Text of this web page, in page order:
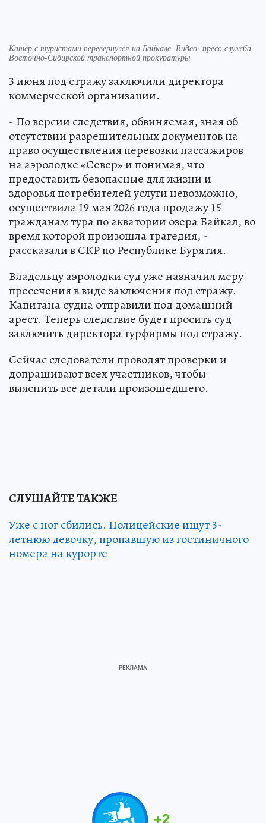
Катер с туристами перевернулся на Байкале. Видео: пресс-служба
Восточно-Сибирской транспортной прокуратуры
3 июня под стражу заключили директора
коммерческой организации.
- По версии следствия, обвиняемая, зная об
отсутствии разрешительных документов на
право осуществления перевозки пассажиров
на аэролодке «Север» и понимая, что
предоставить безопасные для жизни и
здоровья потребителей услуги невозможно,
осуществила 19 мая 2026 года продажу 15
гражданам тура по акватории озера Байкал, во
время которой произошла трагедия, -
рассказали в СКР по Республике Бурятия.
Владельцу аэролодки суд уже назначил меру
пресечения в виде заключения под стражу.
Капитана судна отправили под домашний
арест. Теперь следствие будет просить суд
заключить директора турфирмы под стражу.
Сейчас следователи проводят проверки и
допрашивают всех участников, чтобы
выяснить все детали произошедшего.
СЛУШАЙТЕ ТАКЖЕ
Уже с ног сбились. Полицейские ищут 3-
летнюю девочку, пропавшую из гостиничного
номера на курорте
+2